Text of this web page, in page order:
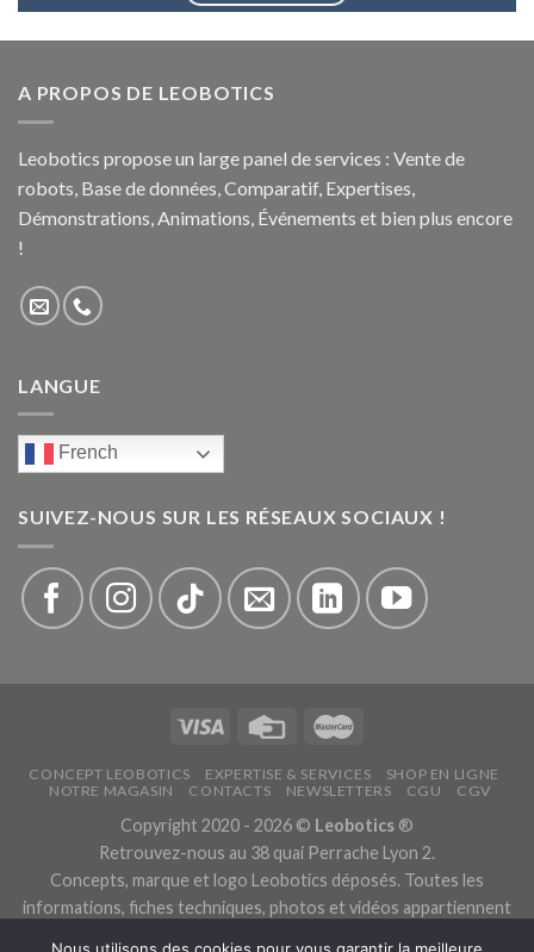
A PROPOS DE LEOBOTICS
Leobotics propose un large panel de services : Vente de
robots, Base de données, Comparatif, Expertises,
Démonstrations, Animations, Événements et bien plus encore
!
LANGUE
French
SUIVEZ-NOUS SUR LES RÉSEAUX SOCIAUX !
CONCEPT LEOBOTICS EXPERTISE & SERVICES
SHOP EN LIGNE
NOTRE MAGASIN
CONTACTS NEWSLETTERS CGU CGV
Copyright 2020 - 2026 © Leobotics ®
Retrouvez-nous au 38 quai Perrache Lyon 2.
Concepts, marque et logo Leobotics déposés. Toutes les
informations, fiches techniques, photos et vidéos appartiennent
Nous utilisons des cookies pour vous garantir la meilleure